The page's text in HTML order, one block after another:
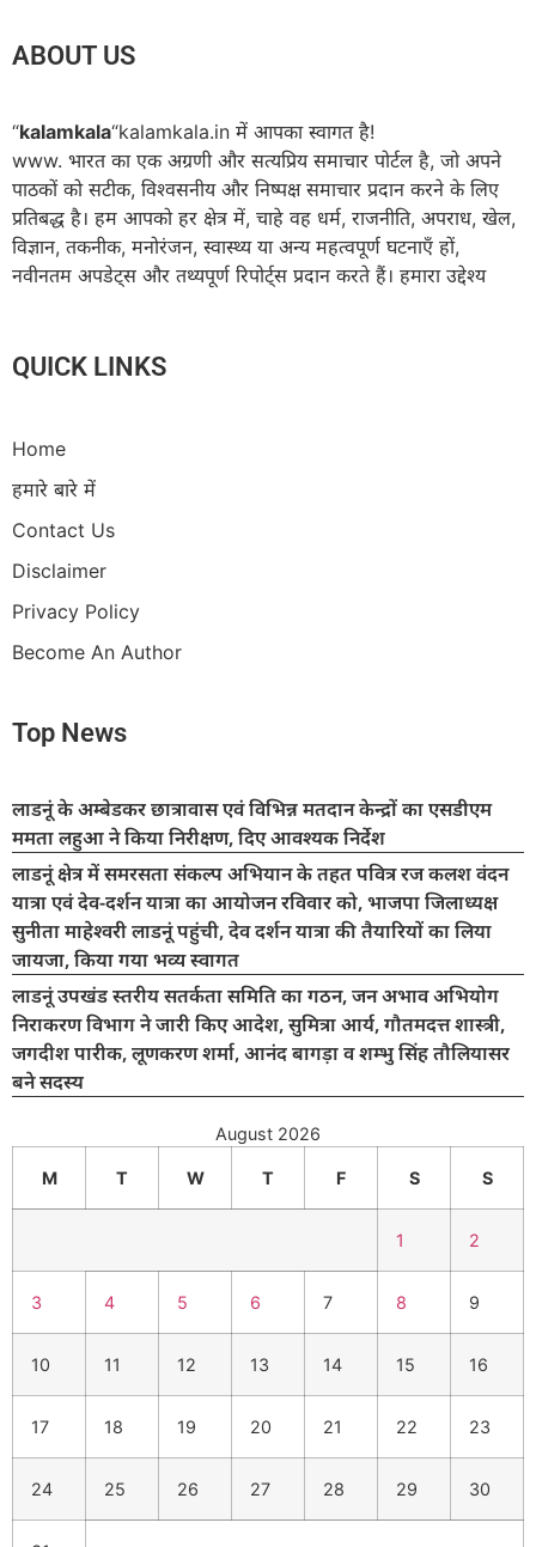
ABOUT US
“kalamkala“kalamkala.in में आपका स्वागत है!
www. भारत का एक अग्रणी और सत्यप्रिय समाचार पोर्टल है, जो अपने
पाठकों को सटीक, विश्वसनीय और निष्पक्ष समाचार प्रदान करने के लिए
प्रतिबद्ध है। हम आपको हर क्षेत्र में, चाहे वह धर्म, राजनीति, अपराध, खेल,
विज्ञान, तकनीक, मनोरंजन, स्वास्थ्य या अन्य महत्वपूर्ण घटनाएँ हों,
नवीनतम अपडेट्स और तथ्यपूर्ण रिपोर्ट्स प्रदान करते हैं। हमारा उद्देश्य
QUICK LINKS
Home
हमारे बारे में
Contact Us
Disclaimer
Privacy Policy
Become An Author
Top News
लाडनूं के अम्बेडकर छात्रावास एवं विभिन्न मतदान केन्द्रों का एसडीएम
ममता लहुआ ने किया निरीक्षण, दिए आवश्यक निर्देश
लाडनूं क्षेत्र में समरसता संकल्प अभियान के तहत पवित्र रज कलश वंदन
यात्रा एवं देव-दर्शन यात्रा का आयोजन रविवार को, भाजपा जिलाध्यक्ष
सुनीता माहेश्वरी लाडनूं पहुंची, देव दर्शन यात्रा की तैयारियों का लिया
जायजा, किया गया भव्य स्वागत
लाडनूं उपखंड स्तरीय सतर्कता समिति का गठन, जन अभाव अभियोग
निराकरण विभाग ने जारी किए आदेश, सुमित्रा आर्य, गौतमदत्त शास्त्री,
जगदीश पारीक, लूणकरण शर्मा, आनंद बागड़ा व शम्भु सिंह तौलियासर
बने सदस्य
August 2026
M T W T F S S
1 2
3 4 5 6 7 8 9
10 11 12 13 14 15 16
17 18 19 20 21 22 23
24 25 26 27 28 29 30